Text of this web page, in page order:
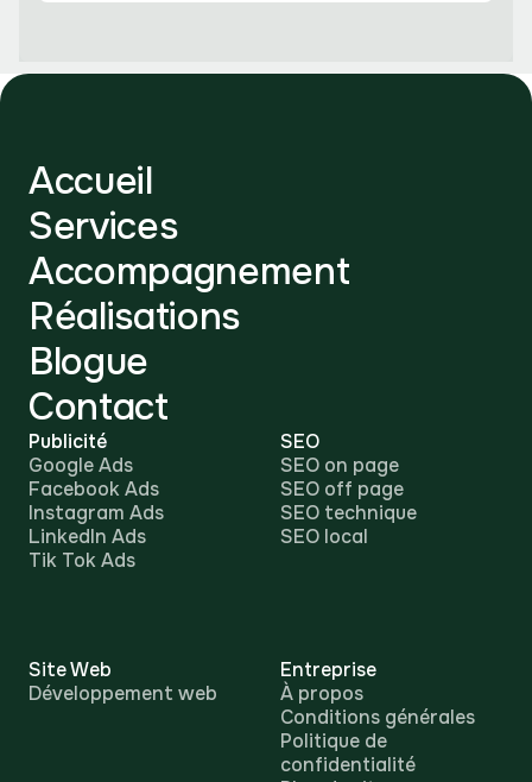
Accueil
Services
Accompagnement
Réalisations
Blogue
Contact
Publicité
Google Ads
Facebook Ads
Instagram Ads
LinkedIn Ads
Tik Tok Ads
SEO
SEO on page
SEO off page
SEO technique
SEO local
Site Web
Développement web
Entreprise
À propos
Conditions générales
Politique de
confidentialité